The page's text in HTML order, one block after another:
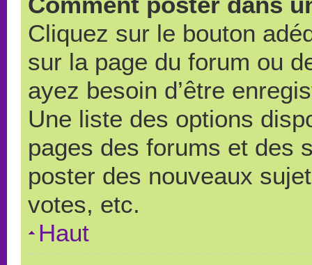
Cliquez sur le bouton
sur la page du forum ou
ayez besoin d’être
Une liste des options
pages des forums et des
poster des nouveaux
votes, etc.
Haut